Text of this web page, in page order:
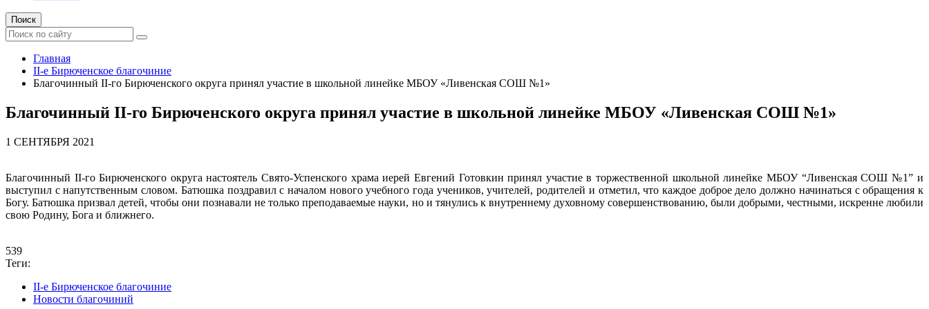
Поиск
Главная
II-е Бирюченское благочиние
Благочинный II-го Бирюченского округа принял участие в школьной линейке МБОУ «Ливенская СОШ №1»
Благочинный II-го Бирюченского округа принял участие в школьной линейке МБОУ «Ливенская СОШ №1»
1 СЕНТЯБРЯ 2021
Благочинный II-го Бирюченского округа настоятель Свято-Успенского храма иерей Евгений Готовкин принял участие в торжественной школьной линейке МБОУ “Ливенская СОШ №1” и
выступил с напутственным словом. Батюшка поздравил с началом нового учебного года учеников, учителей, родителей и отметил, что каждое доброе дело должно начинаться с обращения к
Богу. Батюшка призвал детей, чтобы они познавали не только преподаваемые науки, но и тянулись к внутреннему духовному совершенствованию, были добрыми, честными, искренне любили
свою Родину, Бога и ближнего.
539
Теги:
II-е Бирюченское благочиние
Новости благочиний